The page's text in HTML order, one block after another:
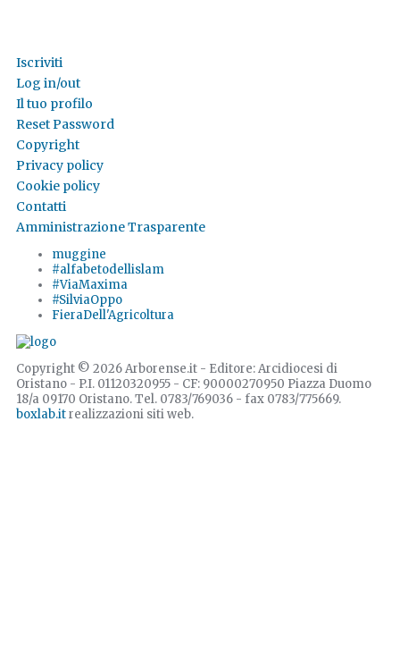
Iscriviti
Log in/out
Il tuo profilo
Reset Password
Copyright
Privacy policy
Cookie policy
Contatti
Amministrazione Trasparente
muggine
#alfabetodellislam
#ViaMaxima
#SilviaOppo
FieraDell'Agricoltura
Copyright © 2026 Arborense.it - Editore: Arcidiocesi di
Oristano - P.I. 01120320955 - CF: 90000270950 Piazza Duomo
18/a 09170 Oristano. Tel. 0783/769036 - fax 0783/775669.
boxlab.itrealizzazioni siti web.